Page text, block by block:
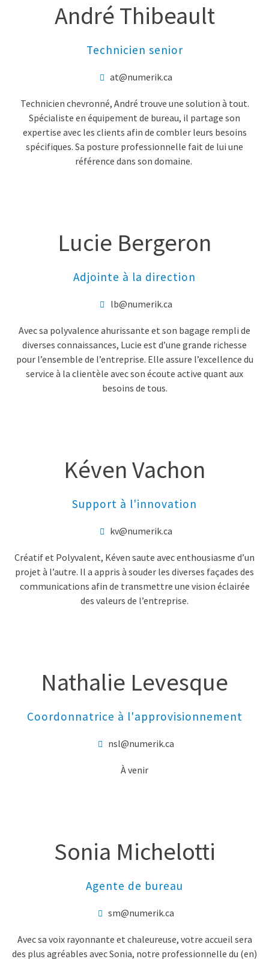
André Thibeault
Technicien senior
at@numerik.ca
Technicien chevronné, André trouve une solution à tout.
Spécialiste en équipement de bureau, il partage son
expertise avec les clients afin de combler leurs besoins
spécifiques. Sa posture professionnelle fait de lui une
référence dans son domaine.
Lucie Bergeron
Adjointe à la direction
lb@numerik.ca
Avec sa polyvalence ahurissante et son bagage rempli de
diverses connaissances, Lucie est d’une grande richesse
pour l’ensemble de l’entreprise. Elle assure l’excellence du
service à la clientèle avec son écoute active quant aux
besoins de tous.
Kéven Vachon
Support à l'innovation
kv@numerik.ca
Créatif et Polyvalent, Kéven saute avec enthousiasme d’un
projet à l’autre. Il a appris à souder les diverses façades des
communications afin de transmettre une vision éclairée
des valeurs de l’entreprise.
Nathalie Levesque
Coordonnatrice à l'approvisionnement
nsl@numerik.ca
À venir
Sonia Michelotti
Agente de bureau
sm@numerik.ca
Avec sa voix rayonnante et chaleureuse, votre accueil sera
des plus agréables avec Sonia, notre professionnelle du (en)